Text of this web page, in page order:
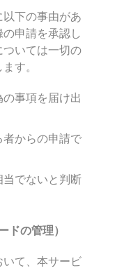
下の事由があ
申請を承認し
いては一切の
す。
事項を届け出
からの申請で
でないと判断
ドの管理）
て、本サービ